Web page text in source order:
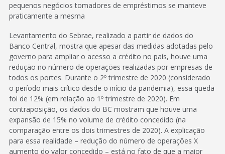
pequenos negócios tomadores de empréstimos se manteve
praticamente a mesma
Levantamento do Sebrae, realizado a partir de dados do
Banco Central, mostra que apesar das medidas adotadas pelo
governo para ampliar o acesso a crédito no país, houve uma
redução no número de operações realizadas por empresas de
todos os portes. Durante o 2º trimestre de 2020 (considerado
o período mais crítico desde o início da pandemia), essa queda
foi de 12% (em relação ao 1º trimestre de 2020). Em
contraposição, os dados do BC mostram que houve uma
expansão de 15% no volume de crédito concedido (na
comparação entre os dois trimestres de 2020). A explicação
para essa realidade – redução do número de operações X
aumento do valor concedido – está no fato de que a maior